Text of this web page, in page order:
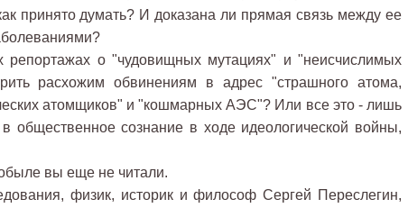
принято думать? И доказана ли прямая связь между ее
репортажах о "чудовищных мутациях" и "неисчислимых
расхожим обвинениям в адрес "страшного атома,
атомщиков" и "кошмарных АЭС"? Или все это - лишь
сознание в ходе идеологической войны,
вы еще не читали.
физик, историк и философ Сергей Переслегин,